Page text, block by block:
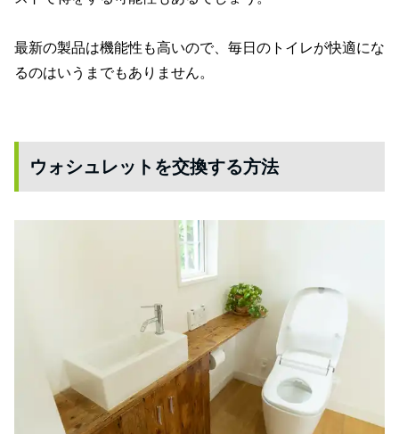
最新の製品は機能性も高いので、毎日のトイレが快適にな
るのはいうまでもありません。
ウォシュレットを交換する方法